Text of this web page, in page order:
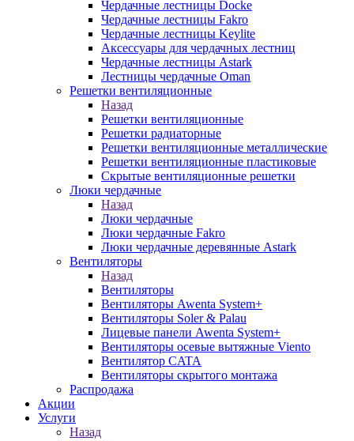
Чердачные лестницы Docke
Чердачные лестницы Fakro
Чердачные лестницы Keylite
Аксессуары для чердачных лестниц
Чердачные лестницы Astark
Лестницы чердачные Oman
Решетки вентиляционные
Назад
Решетки вентиляционные
Решетки радиаторные
Решетки вентиляционные металлические
Решетки вентиляционные пластиковые
Скрытые вентиляционные решетки
Люки чердачные
Назад
Люки чердачные
Люки чердачные Fakro
Люки чердачные деревянные Astark
Вентиляторы
Назад
Вентиляторы
Вентиляторы Awenta System+
Вентиляторы Soler & Palau
Лицевые панели Awenta System+
Вентиляторы осевые вытяжные Viento
Вентилятор CATA
Вентиляторы скрытого монтажа
Распродажа
Акции
Услуги
Назад